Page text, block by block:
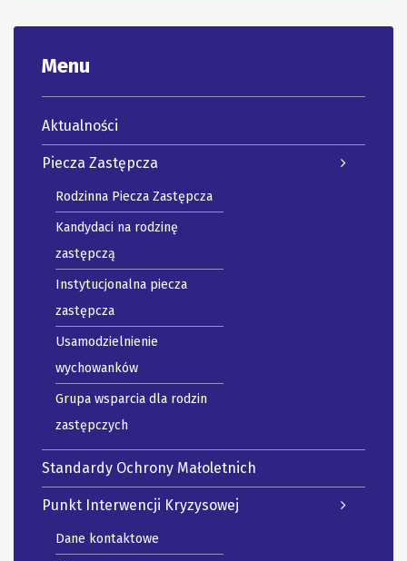
Menu
Aktualności
Piecza Zastępcza
Rodzinna Piecza Zastępcza
Kandydaci na rodzinę
zastępczą
Instytucjonalna piecza
zastępcza
Usamodzielnienie
wychowanków
Grupa wsparcia dla rodzin
zastępczych
Standardy Ochrony Małoletnich
Punkt Interwencji Kryzysowej
Dane kontaktowe